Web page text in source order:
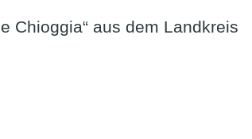
Chioggia“ aus dem Landkreis